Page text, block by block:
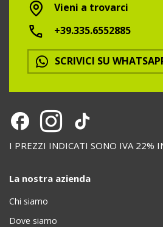
Vieni a trovarci
+39.335.6552885
SCRIVICI SU
I PREZZI INDICATI SONO IVA 22%
La nostra azienda
Chi siamo
Dove siamo